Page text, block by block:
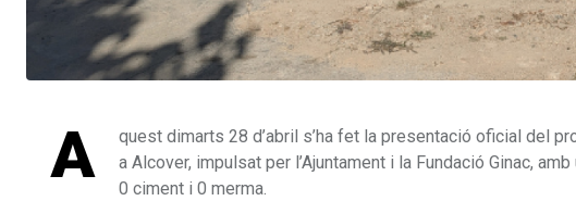
A
quest dimarts 28 d’abril s’ha fet la presentació oficial del
a Alcover, impulsat per l’Ajuntament i la Fundació Ginac,
0 ciment i 0 merma.